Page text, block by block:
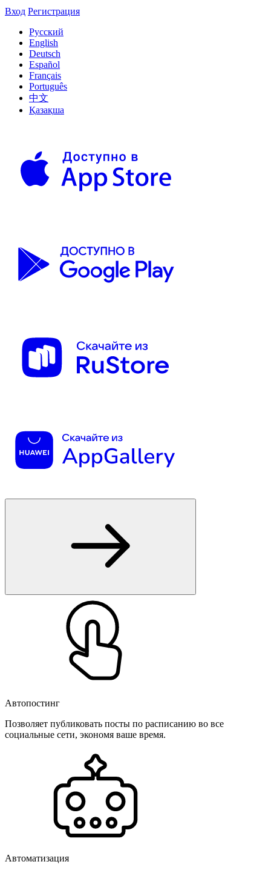
Вход Регистрация
Русский
English
Deutsch
Español
Français
Português
中文
Қазақша
Автопостинг
Позволяет публиковать посты по расписанию во все
социальные сети, экономя ваше время.
Автоматизация